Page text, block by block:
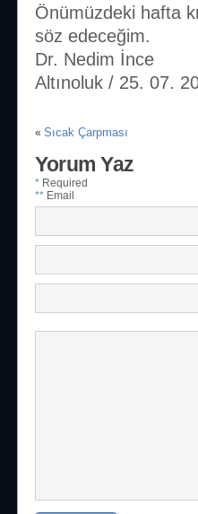
Önümüzdeki hafta
söz edeceğim.
Dr. Nedim İnce
Altınoluk / 25. 07.
« Sıcak Çarpması
Yorum Yaz
* Required
** Email